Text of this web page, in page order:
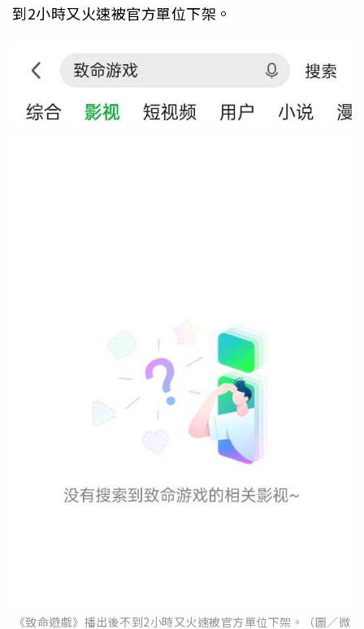
到2小時又火速被官方單位下架。
《致命遊戲》播出後不到2小時又火速被官方單位下架。（圖／微